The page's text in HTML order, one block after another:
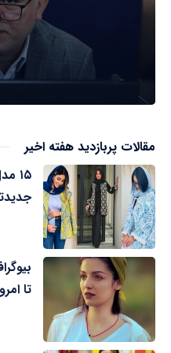
مقالات پربازدید هفته اخیر
تا